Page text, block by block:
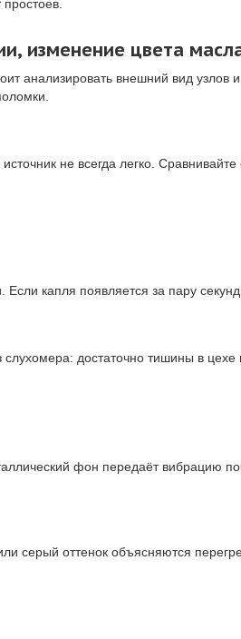
изменение цвета
анализировать внешний вид узлов
не всегда легко.
капля появляется за пару секунд,
достаточно тишины в цехе
фон передаёт вибрацию
серый оттенок объясняются